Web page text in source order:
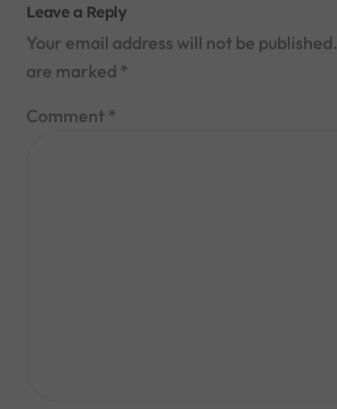
Leave a Reply
Your email address will not be published.
are marked *
Comment *